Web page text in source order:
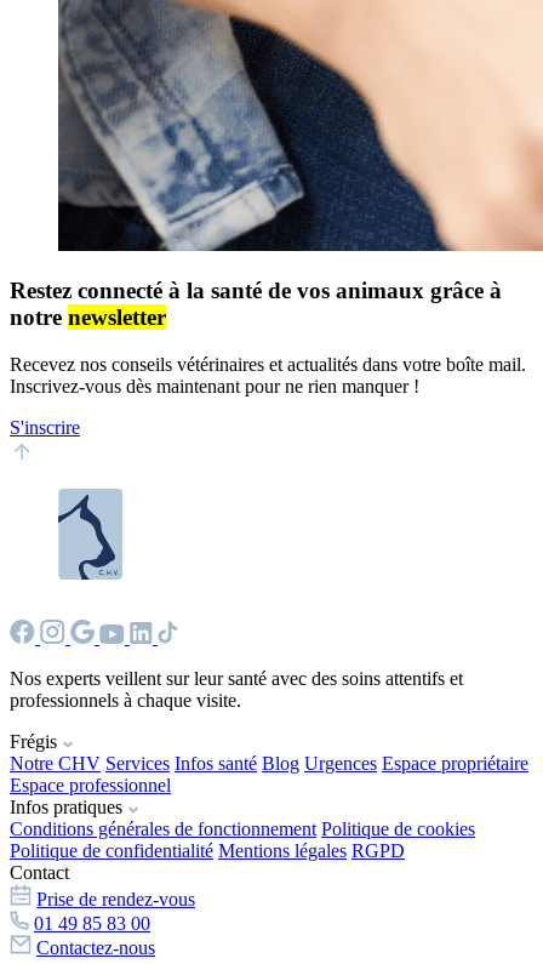
Restez connecté à la santé de vos animaux grâce à
notre newsletter
Recevez nos conseils vétérinaires et actualités dans votre boîte mail.
Inscrivez-vous dès maintenant pour ne rien manquer !
S'inscrire
Nos experts veillent sur leur santé avec des soins attentifs et
professionnels à chaque visite.
Frégis
Notre CHV Services Infos santé Blog Urgences Espace propriétaire
Espace professionnel
Infos pratiques
Conditions générales de fonctionnement Politique de cookies
Politique de confidentialité Mentions légales RGPD
Contact
Prise de rendez-vous
01 49 85 83 00
Contactez-nous